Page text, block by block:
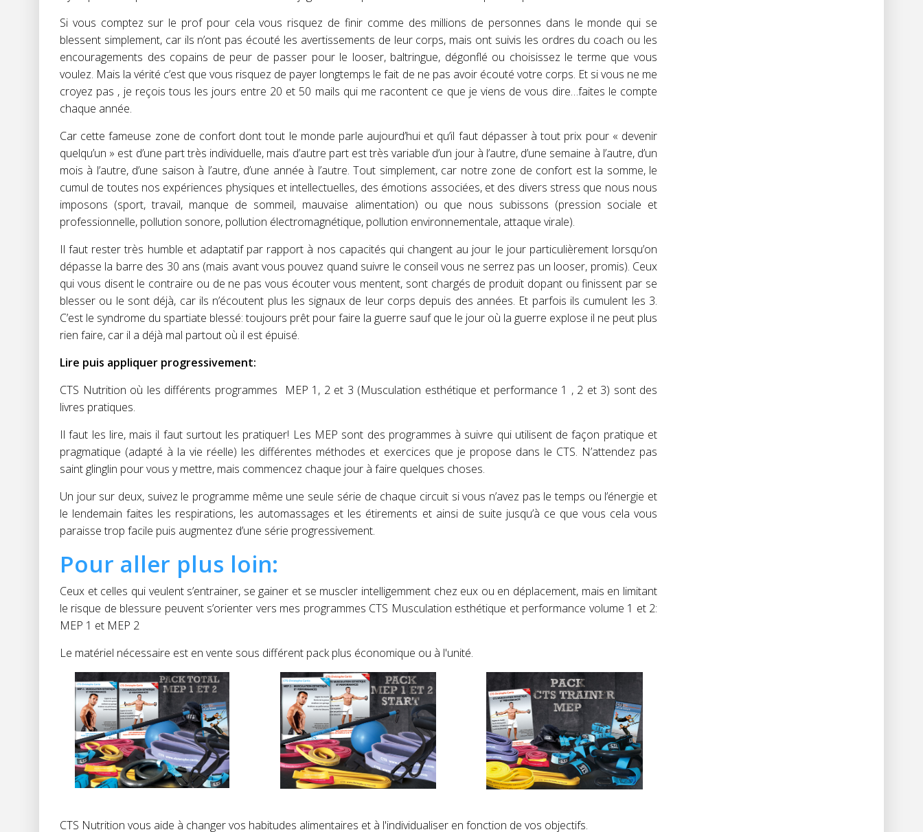
Si vous comptez sur le prof pour cela vous risquez de finir comme des millions de personnes dans le monde qui se
blessent simplement, car ils n’ont pas écouté les avertissements de leur corps, mais ont suivis les ordres du coach ou les
encouragements des copains de peur de passer pour le looser, baltringue, dégonflé ou choisissez le terme que vous
voulez. Mais la vérité c’est que vous risquez de payer longtemps le fait de ne pas avoir écouté votre corps. Et si vous ne me
croyez pas , je reçois tous les jours entre 20 et 50 mails qui me racontent ce que je viens de vous dire…faites le compte
chaque année.
Car cette fameuse zone de confort dont tout le monde parle aujourd’hui et qu’il faut dépasser à tout prix pour « devenir
quelqu’un » est d’une part très individuelle, mais d’autre part est très variable d’un jour à l’autre, d’une semaine à l’autre, d’un
mois à l’autre, d’une saison à l’autre, d’une année à l’autre. Tout simplement, car notre zone de confort est la somme, le
cumul de toutes nos expériences physiques et intellectuelles, des émotions associées, et des divers stress que nous nous
imposons (sport, travail, manque de sommeil, mauvaise alimentation) ou que nous subissons (pression sociale et
professionnelle, pollution sonore, pollution électromagnétique, pollution environnementale, attaque virale).
Il faut rester très humble et adaptatif par rapport à nos capacités qui changent au jour le jour particulièrement lorsqu’on
dépasse la barre des 30 ans (mais avant vous pouvez quand suivre le conseil vous ne serrez pas un looser, promis). Ceux
qui vous disent le contraire ou de ne pas vous écouter vous mentent, sont chargés de produit dopant ou finissent par se
blesser ou le sont déjà, car ils n’écoutent plus les signaux de leur corps depuis des années. Et parfois ils cumulent les 3.
C’est le syndrome du spartiate blessé: toujours prêt pour faire la guerre sauf que le jour où la guerre explose il ne peut plus
rien faire, car il a déjà mal partout où il est épuisé.
Lire puis appliquer progressivement:
CTS Nutrition où les différents programmes MEP 1, 2 et 3 (Musculation esthétique et performance 1 , 2 et 3) sont des
livres pratiques.
Il faut les lire, mais il faut surtout les pratiquer! Les MEP sont des programmes à suivre qui utilisent de façon pratique et
pragmatique (adapté à la vie réelle) les différentes méthodes et exercices que je propose dans le CTS. N’attendez pas
saint glinglin pour vous y mettre, mais commencez chaque jour à faire quelques choses.
Un jour sur deux, suivez le programme même une seule série de chaque circuit si vous n’avez pas le temps ou l’énergie et
le lendemain faites les respirations, les automassages et les étirements et ainsi de suite jusqu’à ce que vous cela vous
paraisse trop facile puis augmentez d’une série progressivement.
Pour aller plus loin:
Ceux et celles qui veulent s’entrainer, se gainer et se muscler intelligemment chez eux ou en déplacement, mais en limitant
le risque de blessure peuvent s’orienter vers mes programmes CTS Musculation esthétique et performance volume 1 et 2:
MEP 1 et MEP 2
Le matériel nécessaire est en vente sous différent pack plus économique ou à l'unité.
CTS Nutrition vous aide à changer vos habitudes alimentaires et à l'individualiser en fonction de vos objectifs.